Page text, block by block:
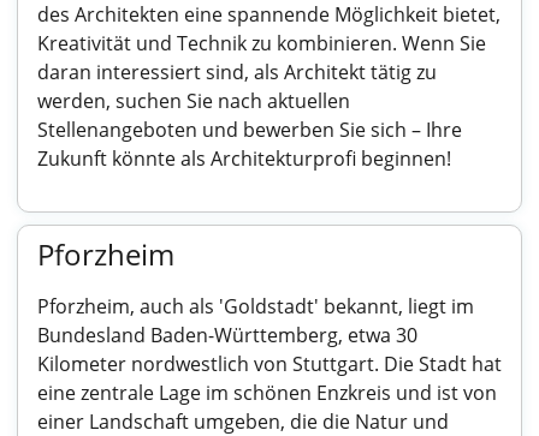
des Architekten eine spannende Möglichkeit bietet,
Kreativität und Technik zu kombinieren. Wenn Sie
daran interessiert sind, als Architekt tätig zu
werden, suchen Sie nach aktuellen
Stellenangeboten und bewerben Sie sich – Ihre
Zukunft könnte als Architekturprofi beginnen!
Pforzheim
Pforzheim, auch als 'Goldstadt' bekannt, liegt im
Bundesland Baden-Württemberg, etwa 30
Kilometer nordwestlich von Stuttgart. Die Stadt hat
eine zentrale Lage im schönen Enzkreis und ist von
einer Landschaft umgeben, die die Natur und